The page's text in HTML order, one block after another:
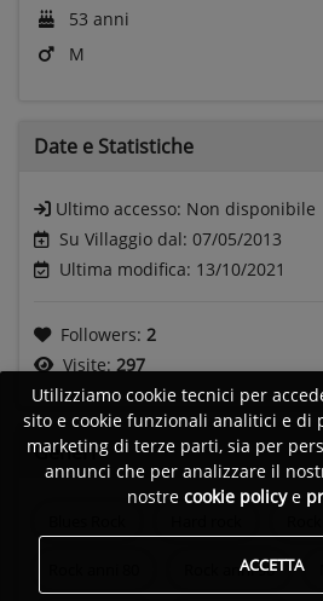
53 anni
M
Date e Statistiche
Ultimo accesso: Non disponibile
Su Villaggio dal: 07/05/2013
Ultima modifica: 13/10/2021
Followers: 2
Visite: 297
Generi
Rock anni 90
Utilizziamo cookie tecnici per
sito e cookie funzionali analitici e di
marketing di terze parti, sia per
annunci che per analizzare il
nostre cookie policye
ACCETTA